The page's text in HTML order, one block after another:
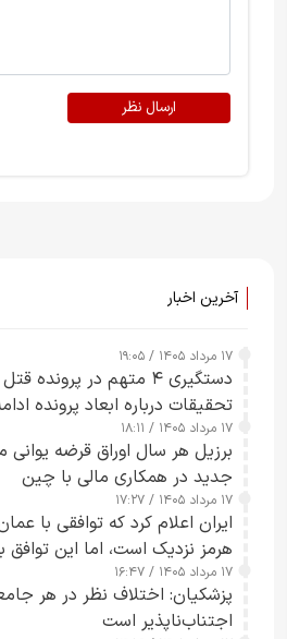
ارسال نظر
آخرین اخبار
۱۷ مرداد ۱۴۰۵ / ۱۹:۰۵
دستگیری ۴ متهم در
تحقیقات درباره ابعاد پرونده
۱۷ مرداد ۱۴۰۵ / ۱۸:۱۱
برزیل هر سال اوراق قرضه یوانی
جدید در همکاری مالی با چین
۱۷ مرداد ۱۴۰۵ / ۱۷:۲۷
ایران اعلام کرد که توافقی با
هرمز نزدیک است، اما این توافق
آبراه را آزاد کند
۱۷ مرداد ۱۴۰۵ / ۱۶:۴۷
پزشکیان: اختلاف نظر در هر
اجتناب‌ناپذیر است